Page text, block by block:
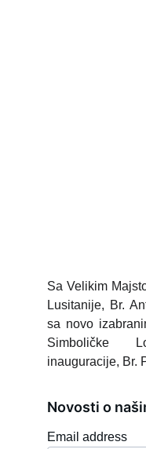
Sa Velikim
Lusitanije, Br.
sa novo
Simboličke
inauguracije, Br.
Email address
Novosti o